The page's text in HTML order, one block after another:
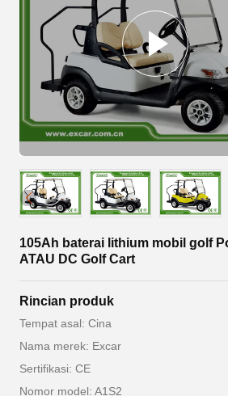
105Ah baterai lithium mobil golf
ATAU DC Golf Cart
Rincian produk
Tempat asal: Cina
Nama merek: Excar
Sertifikasi: CE
Nomor model: A1S2